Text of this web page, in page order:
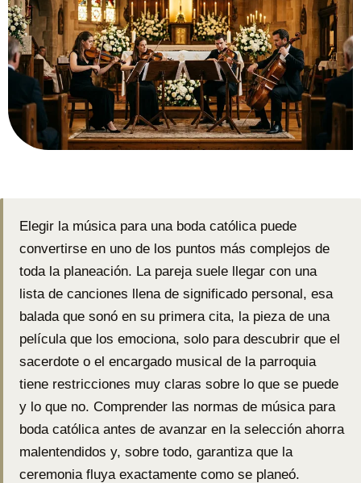
Elegir la música para una boda católica puede
convertirse en uno de los puntos más complejos de
toda la planeación. La pareja suele llegar con una
lista de canciones llena de significado personal, esa
balada que sonó en su primera cita, la pieza de una
película que los emociona, solo para descubrir que el
sacerdote o el encargado musical de la parroquia
tiene restricciones muy claras sobre lo que se puede
y lo que no. Comprender las normas de música para
boda católica antes de avanzar en la selección ahorra
malentendidos y, sobre todo, garantiza que la
ceremonia fluya exactamente como se planeó.